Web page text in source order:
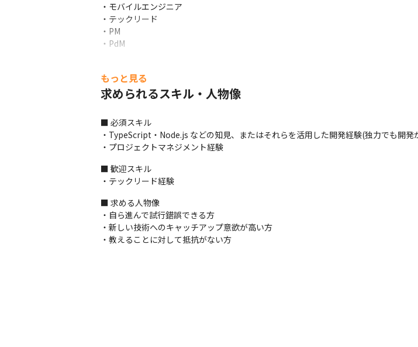
・モバイルエンジニア
・テックリード
・PM
・PdM
担当するプロダクトやプロジェクトは、ご希望、プロジェクト状況、スキルマッチ度
・受託開発プロジェクトの要件定義~運用・保守までの一連のフェーズへ参画していた
＜技術スタック＞
フロントエンド: TypeScript, React, Next.js
モバイル: Flutter, Kotlin
デザイン: Figma
コミュニケーションツール: Slack
■ 弊社チームの特徴
・小規模チームでの開発が主となります。
もっと見る
求められるスキル・人物像
■ 必須スキル
・TypeScript・Node.js などの知見、またはそれらを活用した開発経験(独力でも開発
・プロジェクトマネジメント経験
■ 歓迎スキル
・テックリード経験
■ 求める人物像
・自ら進んで試行錯誤できる方
・新しい技術へのキャッチアップ意欲が高い方
・教えることに対して抵抗がない方